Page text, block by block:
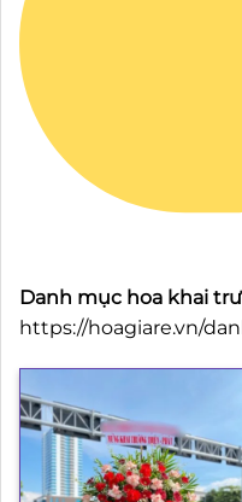
Danh mục hoa khai
https://hoagiare.vn/